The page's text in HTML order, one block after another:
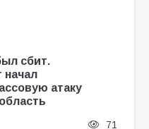
сбит.
начал
атаку
71